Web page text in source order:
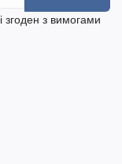
і згоден з вимогами